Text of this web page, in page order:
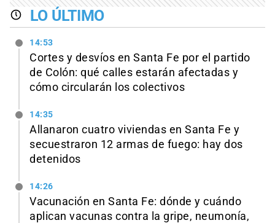
LO ÚLTIMO
14:53
Cortes y desvíos en Santa Fe por el partido
de Colón: qué calles estarán afectadas y
cómo circularán los colectivos
14:35
Allanaron cuatro viviendas en Santa Fe y
secuestraron 12 armas de fuego: hay dos
detenidos
14:26
Vacunación en Santa Fe: dónde y cuándo
aplican vacunas contra la gripe, neumonía,